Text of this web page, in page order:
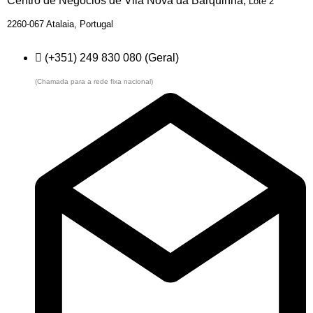
2260-067 Atalaia, Portugal
(+351) 249 830 080 (Geral)
(Chamada para a rede fixa nacional)